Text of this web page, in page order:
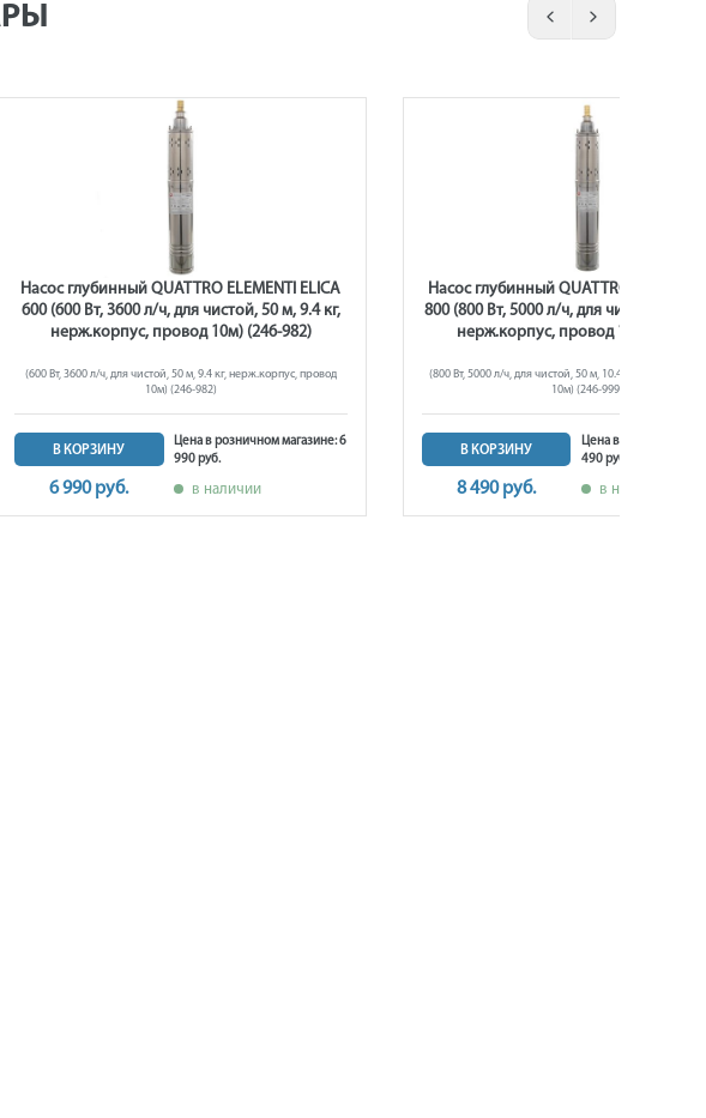
Насос глубинный QUATTRO ELEMENTI ELICA
600 (600 Вт, 3600 л/ч, для чистой, 50 м, 9.4 кг,
нерж.корпус, провод 10м) (246-982)
(600 Вт, 3600 л/ч, для чистой, 50 м, 9.4 кг, нерж.корпус, провод
10м) (246-982)
В КОРЗИНУ
6 990 руб.
Цена в розничном магазине: 6
990 руб.
в наличии
Насос глубинный QUATTRO ELEMENTI
800 (800 Вт, 5000 л/ч, для чистой, 50 м,
нерж.корпус, провод 10м) (246-
(800 Вт, 5000 л/ч, для чистой, 50 м, 10.4 кг,
10м) (246-999)
В КОРЗИНУ
8 490 руб.
Цена в розничном
490 руб.
в наличии